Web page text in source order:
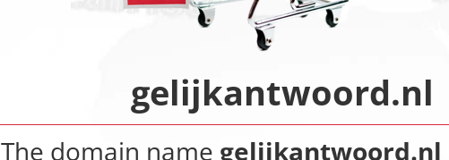
gelijkantwoord.nl
The domain name gelijkantwoord.nl